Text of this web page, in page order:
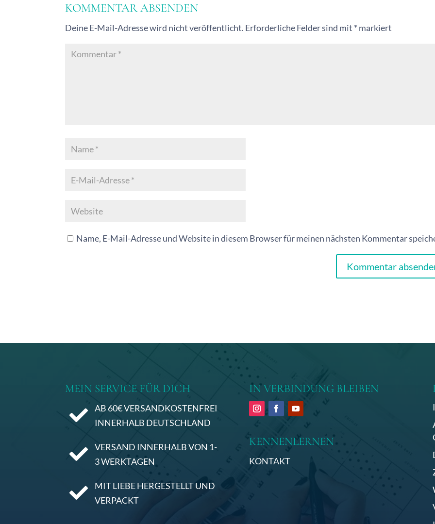
KOMMENTAR ABSENDEN
Deine E-Mail-Adresse wird nicht veröffentlicht. Erforderliche Felder sind mit * markiert
Name, E-Mail-Adresse und Website in diesem Browser für meinen nächsten Kommentar
r
t
v
MEIN SERVICE FÜR DICH

AB 60€ VERSANDKOSTENFREI
INNERHALB DEUTSCHLAND

VERSAND INNERHALB VON 1-
3 WERKTAGEN

MIT LIEBE HERGESTELLT UND
VERPACKT
IN VERBINDUNG BLEIBEN
KENNENLERNEN
KONTAKT